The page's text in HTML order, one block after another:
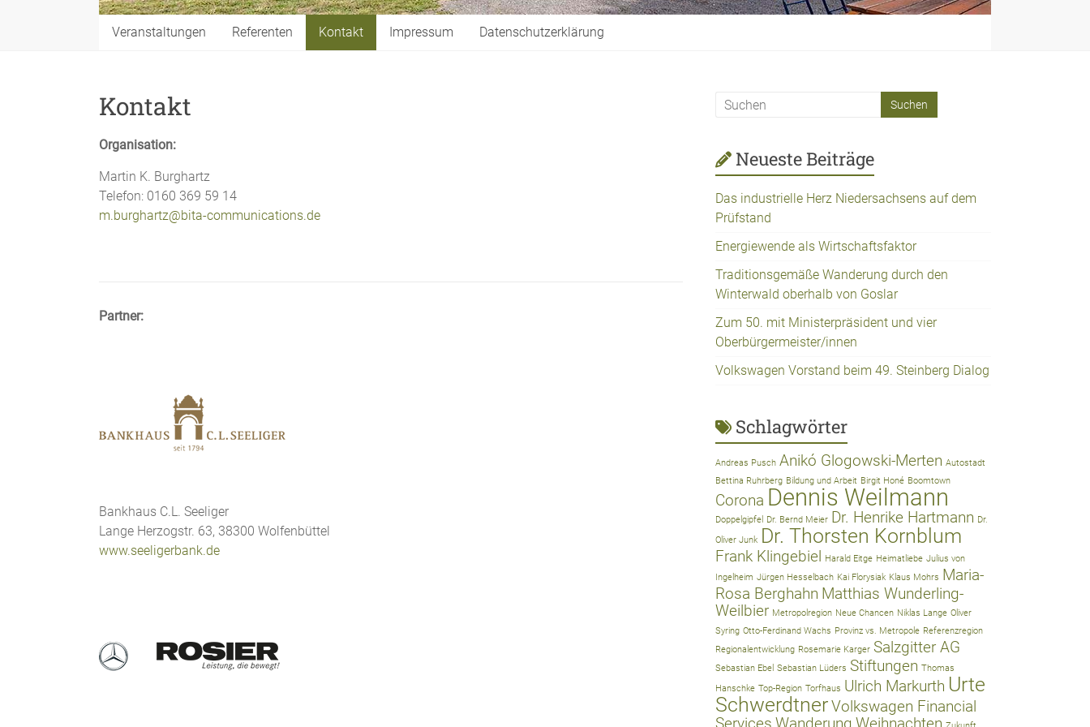
Veranstaltungen Referenten Kontakt Impressum Datenschutzerklärung
Kontakt
Organisation:
Martin K. Burghartz
Telefon: 0160 369 59 14
m.burghartz@bita-communications.de
Partner:
Bankhaus C.L. Seeliger
Lange Herzogstr. 63, 38300 Wolfenbüttel
www.seeligerbank.de
Neueste Beiträge
Das industrielle Herz Niedersachsens auf dem
Prüfstand
Energiewende als Wirtschaftsfaktor
Traditionsgemäße Wanderung durch den
Winterwald oberhalb von Goslar
Zum 50. mit Ministerpräsident und vier
Oberbürgermeister/innen
Volkswagen Vorstand beim 49. Steinberg Dialog
Schlagwörter
Andreas Pusch Anikó Glogowski-Merten Autostadt
Bettina Ruhrberg Bildung und Arbeit Birgit Honé Boomtown
Corona Dennis Weilmann
Doppelgipfel Dr. Bernd Meier Dr. Henrike Hartmann Dr.
Oliver Junk Dr. Thorsten Kornblum
Frank Klingebiel Harald Eitge Heimatliebe Julius von
Ingelheim Jürgen Hesselbach Kai Florysiak Klaus Mohrs Maria-
Rosa Berghahn Matthias Wunderling-
Weilbier Metropolregion Neue Chancen Niklas Lange Oliver
Syring Otto-Ferdinand Wachs Provinz vs. Metropole Referenzregion
Regionalentwicklung Rosemarie Karger Salzgitter AG
Sebastian Ebel Sebastian Lüders Stiftungen Thomas
Hanschke Top-Region Torfhaus Ulrich Markurth Urte
SchwerdtnerVolkswagen Financial